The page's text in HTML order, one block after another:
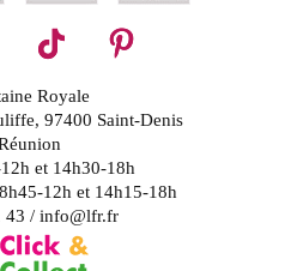
Royale
97400 Saint-Denis
et 14h30-18h
12h et 14h15-18h
43 / info@lfr.fr